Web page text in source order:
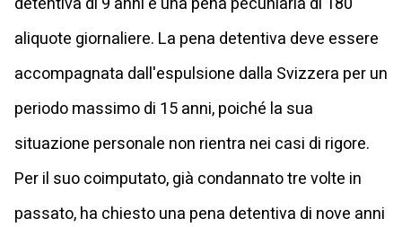
aliquote giornaliere. La pena detentiva deve essere
accompagnata dall'espulsione dalla Svizzera per un
periodo massimo di 15 anni, poiché la sua
situazione personale non rientra nei casi di rigore.
Per il suo coimputato, già condannato tre volte in
passato, ha chiesto una pena detentiva di nove anni